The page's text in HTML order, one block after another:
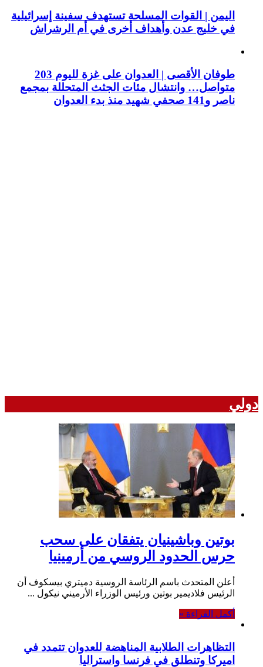
اليمن | القوات المسلحة تستهدف سفينة إسرائيلية
في خليج عدن وأهداف أخرى في أم الرشراش
طوفان الأقصى | العدوان على غزة لليوم 203
متواصل… وانتشال مئات الجثث المتحللة بمجمع
ناصر و141 صحفي شهيد منذ بدء العدوان
دولي
بوتين وباشينيان يتفقان على سحب
حرس الحدود الروسي من أرمينيا
أعلن المتحدث باسم الرئاسة الروسية دميتري بيسكوف أن
الرئيس فلاديمير بوتين ورئيس الوزراء الأرميني نيكول ...
أكمل القراءة »
التظاهرات الطلابية المناهضة للعدوان تتمدد في
اميركا وتنطلق في فرنسا واستراليا